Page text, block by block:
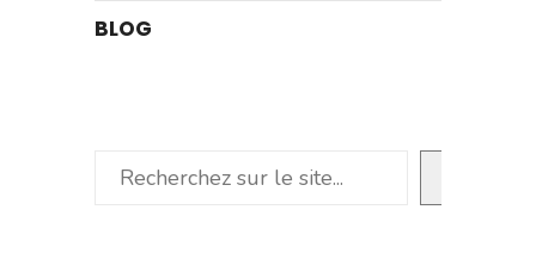
BLOG
Rechercher